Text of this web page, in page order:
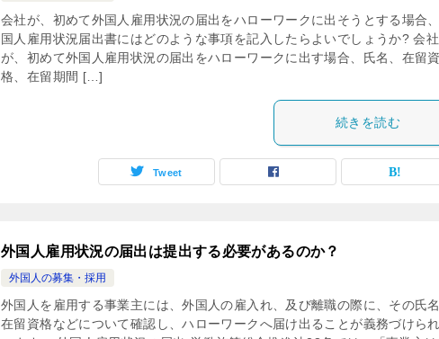
会社が、初めて外国人雇用状況の届出をハローワークに出そうとする場合
国人雇用状況届出書にはどのような事項を記入したらよいでしょうか? 会社
が、初めて外国人雇用状況の届出をハローワークに出す場合、氏名、在留資
格、在留期間 […]
続きを読む
Tweet
外国人雇用状況の届出は提出する必要があるのか？
外国人の募集・採用
外国人を雇用する事業主には、外国人の雇入れ、及び離職の際に、その氏名
在留資格などについて確認し、ハローワークへ届け出ることが義務づけら